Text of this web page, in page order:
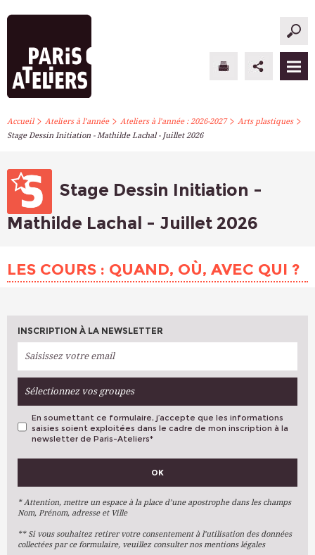
PARIS ATELIERS
ATELIERS À L’ANNÉE
STAGES PONCTUELS
S’INSCRIRE
Accueil> Ateliers à l’année> Ateliers à l’année : 2026-2027> Arts plastiques>
Stage Dessin Initiation - Mathilde Lachal - Juillet 2026
Stage Dessin Initiation -
Mathilde Lachal - Juillet 2026
LES COURS : QUAND, OÙ, AVEC QUI ?
INSCRIPTION À LA NEWSLETTER
Sélectionnez vos groupes
VOS PRÉFÉRENCES
Arts Plastiques
Arts Du Texte
Arts Numériques
En soumettant ce formulaire, j’accepte que les informations
saisies soient exploitées dans le cadre de mon inscription à la
newsletter de Paris-Ateliers*
OK
* Attention, mettre un espace à la place d’une apostrophe dans les champs
Nom, Prénom, adresse et Ville
** Si vous souhaitez retirer votre consentement à l’utilisation des données
collectées par ce formulaire, veuillez consulter nos mentions légales